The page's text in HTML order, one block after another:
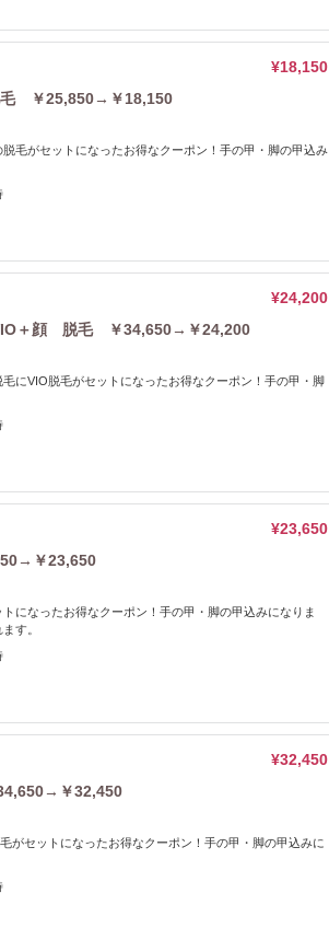
¥18,150
毛 ￥25,850→￥18,150
毛がセットになったお得なクーポン！手の甲・脚の甲込み
¥24,200
＋顔 脱毛 ￥34,650→￥24,200
にVIO脱毛がセットになったお得なクーポン！手の甲・脚
¥23,650
￥23,650
になったお得なクーポン！手の甲・脚の甲込みになりま
す。
¥32,450
￥32,450
がセットになったお得なクーポン！手の甲・脚の甲込みに